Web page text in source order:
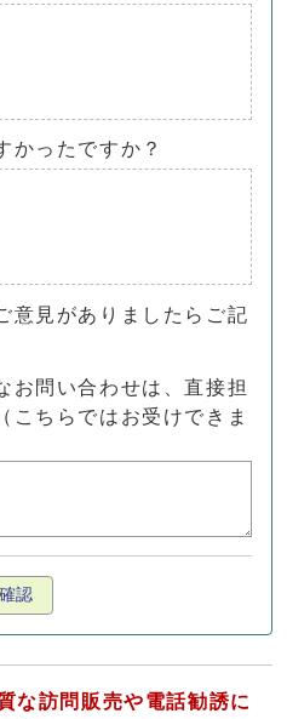
かったですか？
意見がありましたらご記
お問い合わせは、直接担
こちらではお受けできま
確認
な訪問販売や電話勧誘に